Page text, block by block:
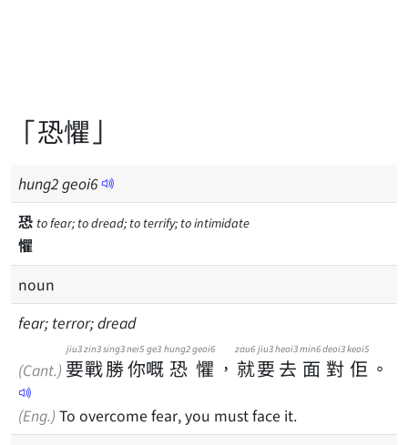
「恐懼」
hung2geoi6
恐 to fear; to dread; to terrify; to intimidate
懼
noun
fear; terror; dread
(Cant.) 要
jiu3
戰
zin3
勝
sing3
你
nei5
嘅
ge3
恐
hung2
懼
geoi6
， 就
zau6
要
jiu3
去
heoi3
面
min6
對
deoi3
佢
keoi5
。
(Eng.) To overcome fear, you must face it.